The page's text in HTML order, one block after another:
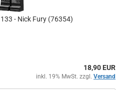
- Nick Fury (76354)
18,90 EUR
inkl. 19% MwSt. zzgl. Versand